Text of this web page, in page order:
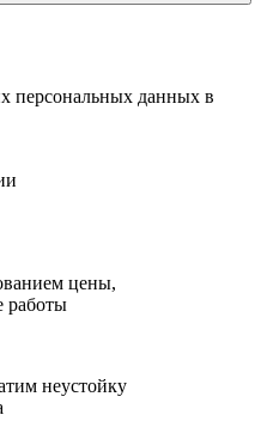
персональных данных в
цены,
работы
неустойку